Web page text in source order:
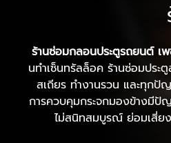
ร้านซ่อมกลอนประตูรถยนต์ เ
นทําเซ็นทรัลล็อค ร้านซ่อมประ
สเถียร ทำงานรวน และทุกปั
การควบคุมกระจกมองข้างมีปั
ไม่สนิทสมบูรณ์ ย่อมเสี่ย